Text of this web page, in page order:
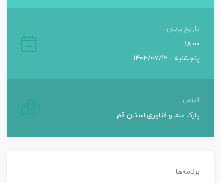
تاریخ پایان
18:00
پنجشنبه - 1403/07/12
آدرس
پارک علم و فناوری استان قم
برنامه‌ها